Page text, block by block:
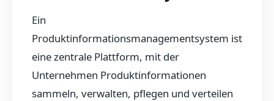
Ein
Produktinformationsmanagementsystem ist
eine zentrale Plattform, mit der
Unternehmen Produktinformationen
sammeln, verwalten, pflegen und verteilen